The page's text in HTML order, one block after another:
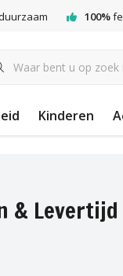
100%
Kinderen
& Levertijd